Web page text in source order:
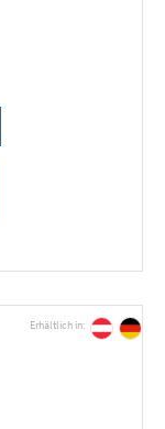
Erhältlich in: